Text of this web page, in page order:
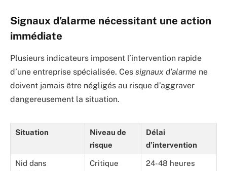
Signaux d’alarme nécessitant une action
immédiate
Plusieurs indicateurs imposent l’intervention rapide
d’une entreprise spécialisée. Ces signaux d’alarme ne
doivent jamais être négligés au risque d’aggraver
dangereusement la situation.
Situation
Niveau de
risque
Délai
d’intervention
Nid dans
Critique 24-48 heures